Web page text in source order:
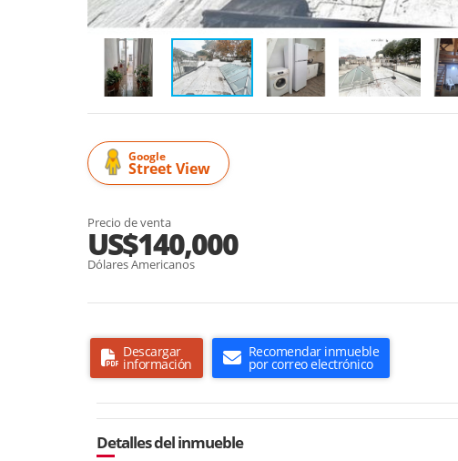
Google
Street View
Precio de venta
US$140,000
Dólares Americanos
Descargar
información
Recomendar inmueble
por correo electrónico
Detalles del inmueble